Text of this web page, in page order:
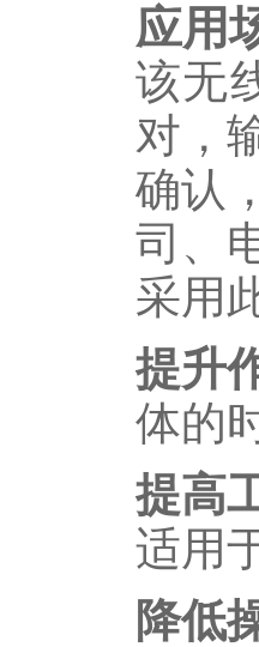
应用
该无
对，
确认
司、
采用
提升
体的
提高
适用
降低